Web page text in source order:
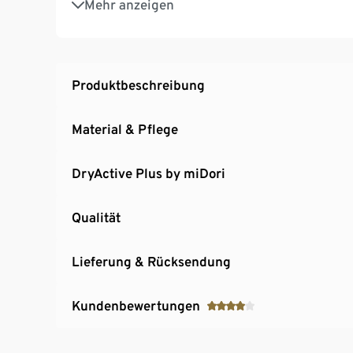
Mehr anzeigen
Modisches Oberteil für ein sportliches
Produktbeschreibung
Material & Pflege
DryActive Plus by miDori
Qualität
Lieferung & Rücksendung
Kundenbewertungen